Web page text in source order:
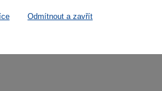
Odmítnout a zavřít
osobních údajů.